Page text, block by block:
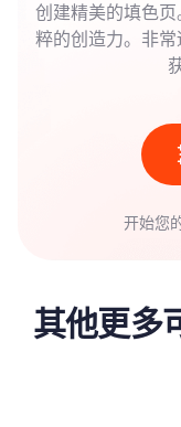
创建精美的填色
粹的创造力。非
开始您
其他更多